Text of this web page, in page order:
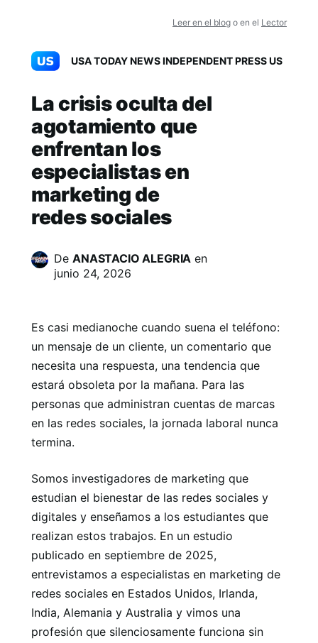
Leer en el blog o en el Lector
USA TODAY NEWS INDEPENDENT PRESS US
La crisis oculta del
agotamiento que
enfrentan los
especialistas en
marketing de
redes sociales
De ANASTACIO ALEGRIA en
junio 24, 2026
Es casi medianoche cuando suena el teléfono:
un mensaje de un cliente, un comentario que
necesita una respuesta, una tendencia que
estará obsoleta por la mañana. Para las
personas que administran cuentas de marcas
en las redes sociales, la jornada laboral nunca
termina.
Somos investigadores de marketing que
estudian el bienestar de las redes sociales y
digitales y enseñamos a los estudiantes que
realizan estos trabajos. En un estudio
publicado en septiembre de 2025,
entrevistamos a especialistas en marketing de
redes sociales en Estados Unidos, Irlanda,
India, Alemania y Australia y vimos una
profesión que silenciosamente funciona sin